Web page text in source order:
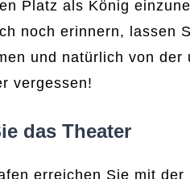
Platz als König
noch erinnern, lassen
und natürlich von
vergessen!
das Theater
erreichen Sie mit